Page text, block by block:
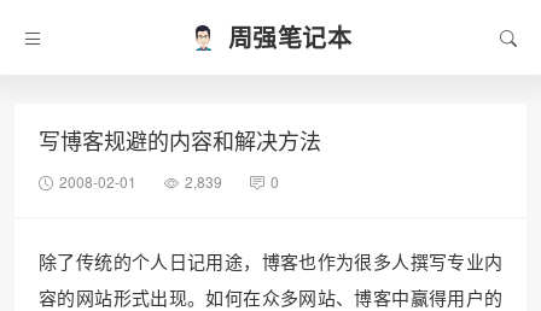
周强笔记本
写博客规避的内容和解决方法
2008-02-01 2,839 0
除了传统的个人日记用途，博客也作为很多人撰写专业内
容的网站形式出现。如何在众多网站、博客中赢得用户的